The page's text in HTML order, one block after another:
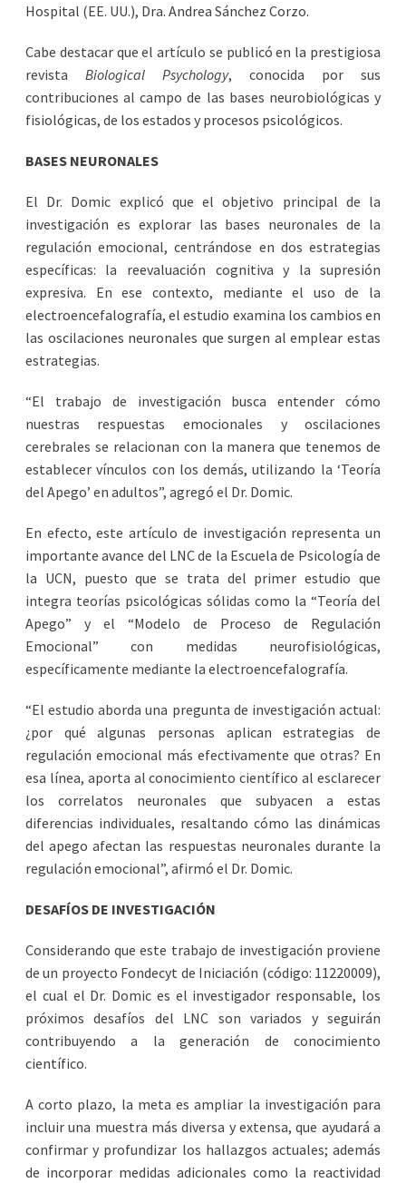
Hospital (EE. UU.), Dra. Andrea Sánchez Corzo.
Cabe destacar que el artículo se publicó en la prestigiosa
revista Biological Psychology, conocida por sus
contribuciones al campo de las bases neurobiológicas y
fisiológicas, de los estados y procesos psicológicos.
BASES NEURONALES
El Dr. Domic explicó que el objetivo principal de la
investigación es explorar las bases neuronales de la
regulación emocional, centrándose en dos estrategias
específicas: la reevaluación cognitiva y la supresión
expresiva. En ese contexto, mediante el uso de la
electroencefalografía, el estudio examina los cambios en
las oscilaciones neuronales que surgen al emplear estas
estrategias.
“El trabajo de investigación busca entender cómo
nuestras respuestas emocionales y oscilaciones
cerebrales se relacionan con la manera que tenemos de
establecer vínculos con los demás, utilizando la ‘Teoría
del Apego’ en adultos”, agregó el Dr. Domic.
En efecto, este artículo de investigación representa un
importante avance del LNC de la Escuela de Psicología de
la UCN, puesto que se trata del primer estudio que
integra teorías psicológicas sólidas como la “Teoría del
Apego” y el “Modelo de Proceso de Regulación
Emocional” con medidas neurofisiológicas,
específicamente mediante la electroencefalografía.
“El estudio aborda una pregunta de investigación actual:
¿por qué algunas personas aplican estrategias de
regulación emocional más efectivamente que otras? En
esa línea, aporta al conocimiento científico al esclarecer
los correlatos neuronales que subyacen a estas
diferencias individuales, resaltando cómo las dinámicas
del apego afectan las respuestas neuronales durante la
regulación emocional”, afirmó el Dr. Domic.
DESAFÍOS DE INVESTIGACIÓN
Considerando que este trabajo de investigación proviene
de un proyecto Fondecyt de Iniciación (código: 11220009),
el cual el Dr. Domic es el investigador responsable, los
próximos desafíos del LNC son variados y seguirán
contribuyendo a la generación de conocimiento
científico.
A corto plazo, la meta es ampliar la investigación para
incluir una muestra más diversa y extensa, que ayudará a
confirmar y profundizar los hallazgos actuales; además
de incorporar medidas adicionales como la reactividad